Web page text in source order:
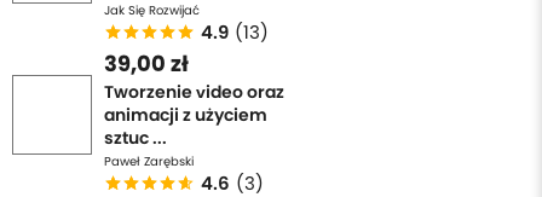
Jak Się Rozwijać
4.9 (13)
39,00 zł
Tworzenie video oraz
animacji z użyciem
sztuc ...
Paweł Zarębski
4.6 (3)